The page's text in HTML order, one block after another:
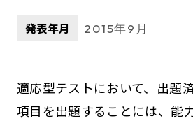
発表年月 2015年9月
適応型テストにおいて、出題
項目を出題することには、能